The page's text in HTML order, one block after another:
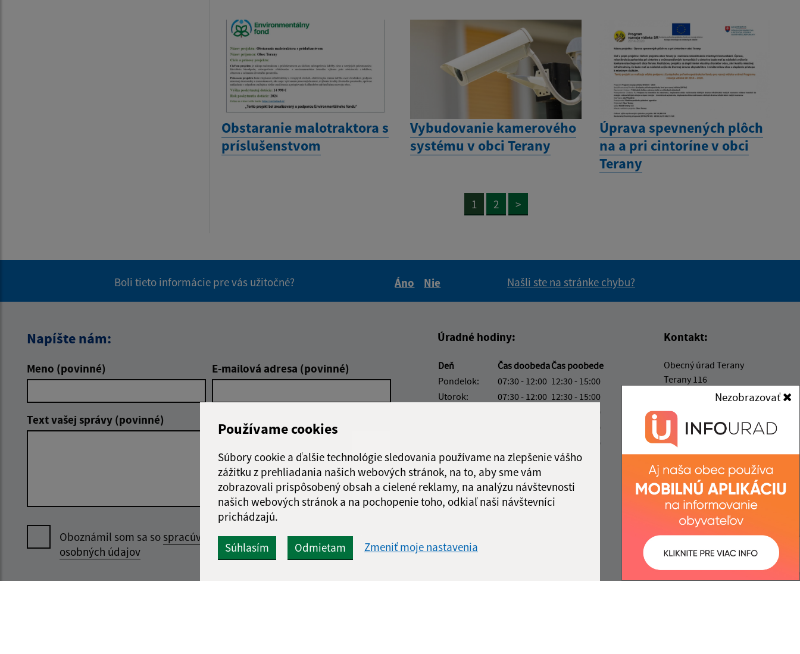
Používame cookies
Súbory cookie a ďalšie technológie sledovania používame na zlepšenie vášho
zážitku z prehliadania našich webových stránok, na to, aby sme vám
zobrazovali prispôsobený obsah a cielené reklamy, na analýzu návštevnosti
našich webových stránok a na pochopenie toho, odkiaľ naši návštevníci
prichádzajú.
Súhlasím Odmietam Zmeniť moje nastavenia
Nezobrazovať
Obstaranie malotraktora s
príslušenstvom
Vybudovanie kamerového
systému v obci Terany
Úprava spevnených plôch
na a pri cintoríne v obci
Terany
1 2 >
Boli tieto informácie pre vás užitočné?
Áno
Nie
Našli ste na stránke chybu?
Napíšte nám:
Meno (povinné) E-mailová adresa (povinné)
Text vašej správy (povinné)
Oboznámil som sa sospracúvaním
osobných údajov
Odoslať správu
Úradné hodiny:
Deň Čas doobedaČas poobede
Pondelok:
07:30 - 12:00 12:30 - 15:00
Utorok:
07:30 - 12:00 12:30 - 15:00
12:30 - 15:00
12:30 - 15:00
12:30 - 15:00
Obedňajšia prestávka:12:00 - 12:30
Kontakt:
Obecný úrad Terany
Terany 116
962 68 Hontianske Tesáre
obecterany@obecterany.sk
+421 45 55 832 25
IČO: 00320323